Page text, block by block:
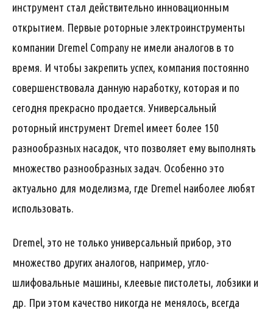
инструмент стал действительно инновационным
открытием. Первые роторные электроинструменты
компании Dremel Company не имели аналогов в то
время. И чтобы закрепить успех, компания постоянно
совершенствовала данную наработку, которая и по
сегодня прекрасно продается. Универсальный
роторный инструмент Dremel имеет более 150
разнообразных насадок, что позволяет ему выполнять
множество разнообразных задач. Особенно это
актуально для моделизма, где Dremel наиболее любят
использовать.
Dremel, это не только универсальный прибор, это
множество других аналогов, например, угло-
шлифовальные машины, клеевые пистолеты, лобзики и
др. При этом качество никогда не менялось, всегда